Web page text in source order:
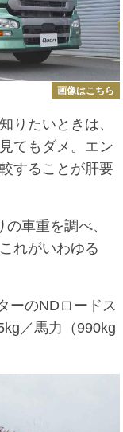
画像はこちら
りたいときは、
てもダメ。エン
することが肝要
車重を調べ、
れがいわゆる
ーのNDロードス
／馬力（990kg